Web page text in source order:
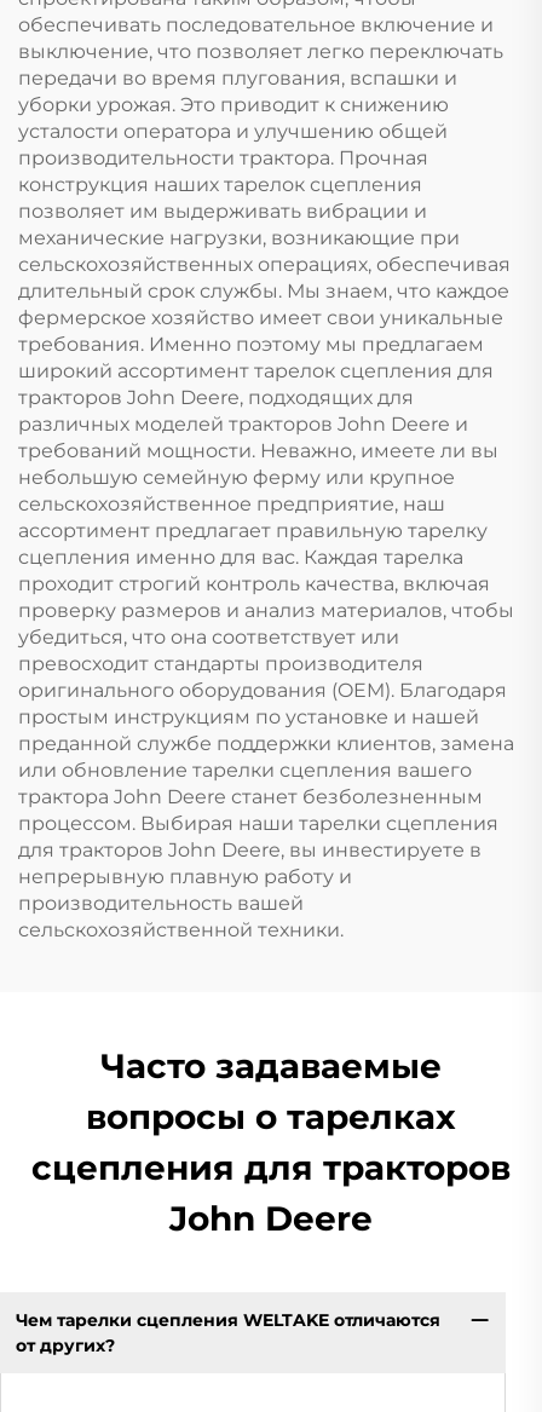
обеспечивать последовательное включение и
выключение, что позволяет легко переключать
передачи во время плугования, вспашки и
уборки урожая. Это приводит к снижению
усталости оператора и улучшению общей
производительности трактора. Прочная
конструкция наших тарелок сцепления
позволяет им выдерживать вибрации и
механические нагрузки, возникающие при
сельскохозяйственных операциях, обеспечивая
длительный срок службы. Мы знаем, что каждое
фермерское хозяйство имеет свои уникальные
требования. Именно поэтому мы предлагаем
широкий ассортимент тарелок сцепления для
тракторов John Deere, подходящих для
различных моделей тракторов John Deere и
требований мощности. Неважно, имеете ли вы
небольшую семейную ферму или крупное
сельскохозяйственное предприятие, наш
ассортимент предлагает правильную тарелку
сцепления именно для вас. Каждая тарелка
проходит строгий контроль качества, включая
проверку размеров и анализ материалов, чтобы
убедиться, что она соответствует или
превосходит стандарты производителя
оригинального оборудования (OEM). Благодаря
простым инструкциям по установке и нашей
преданной службе поддержки клиентов, замена
или обновление тарелки сцепления вашего
трактора John Deere станет безболезненным
процессом. Выбирая наши тарелки сцепления
для тракторов John Deere, вы инвестируете в
непрерывную плавную работу и
производительность вашей
сельскохозяйственной техники.
Часто задаваемые
вопросы о тарелках
сцепления для тракторов
John Deere
Чем тарелки сцепления WELTAKE отличаются
от других?